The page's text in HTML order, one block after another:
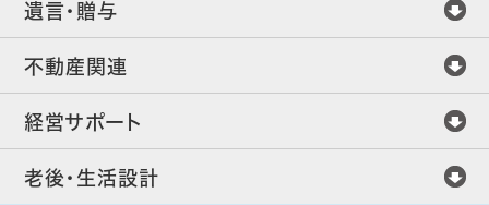
遺言・贈与
不動産関連
経営サポート
老後・生活設計